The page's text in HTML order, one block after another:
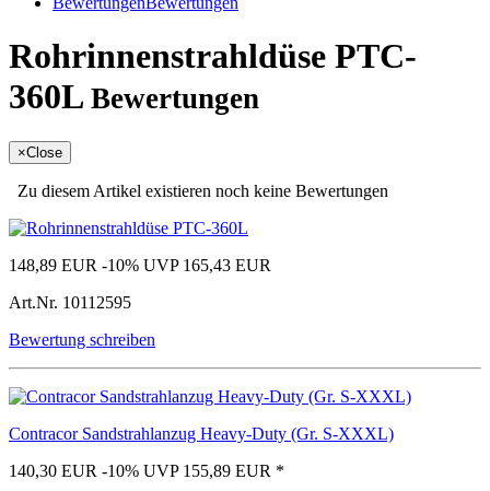
Rohrinnenstrahldüse PTC-
360L Bewertungen
×Close
Zu diesem Artikel existieren noch keine Bewertungen
148,89 EUR -10% UVP 165,43 EUR
Art.Nr. 10112595
Bewertung schreiben
Contracor Sandstrahlanzug Heavy-Duty (Gr. S-XXXL)
140,30 EUR -10% UVP 155,89 EUR *